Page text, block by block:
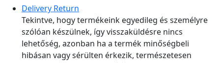
Legjobb
nagymama
quantity
Delivery Return
Tekintve, hogy termékeink egyedileg és személyre
szólóan készülnek, így visszaküldésre nincs
lehetőség, azonban ha a termék minőségbeli
hibásan vagy sérülten érkezik, természetesen